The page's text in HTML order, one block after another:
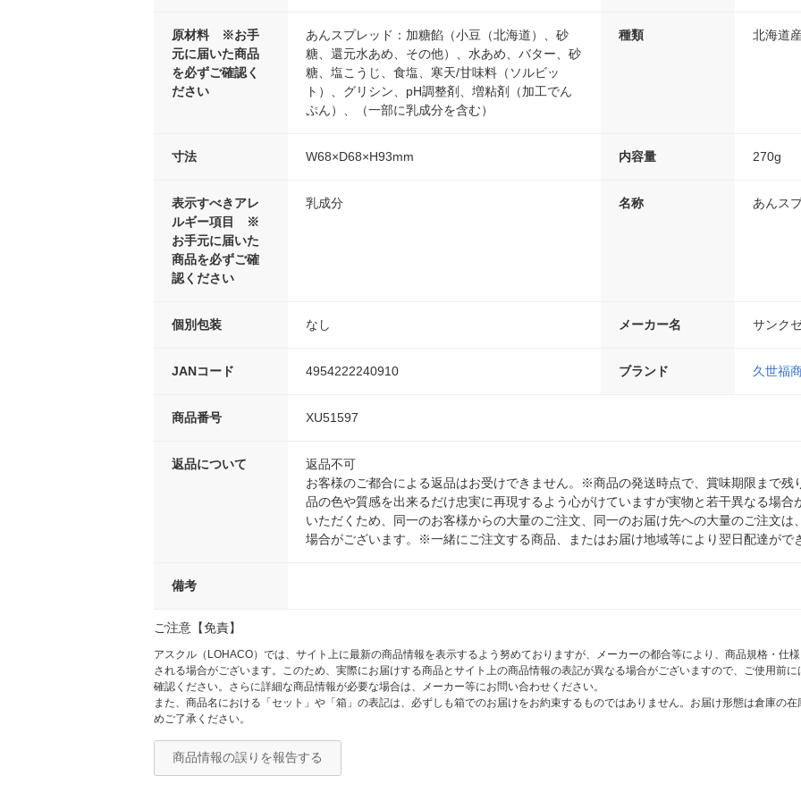
原材料 ※お手
元に届いた商品
を必ずご確認く
ださい
あんスプレッド：加糖餡（小豆（北海道）、砂
糖、還元水あめ、その他）、水あめ、バター、砂
糖、塩こうじ、食塩、寒天/甘味料（ソルビッ
ト）、グリシン、pH調整剤、増粘剤（加工でん
ぷん）、（一部に乳成分を含む）
種類 北海道
寸法 W68×D68×H93mm 内容量 270g
表示すべきアレ
ルギー項目 ※
お手元に届いた
商品を必ずご確
認ください
乳成分 名称 あんス
個別包装 なし メーカー名 サンク
JANコード 4954222240910 ブランド 久世福
商品番号 XU51597
返品について
返品不可
お客様のご都合による返品はお受けできません。※商品の発送時点で、賞味期限まで
品の色や質感を出来るだけ忠実に再現するよう心がけていますが実物と若干異なる場
いただくため、同一のお客様からの大量のご注文、同一のお届け先への大量のご注文は
場合がございます。※一緒にご注文する商品、またはお届け地域等により翌日配達がで
備考
ご注意【免責】
アスクル（LOHACO）では、サイト上に最新の商品情報を表示するよう努めておりますが、メーカーの都合等により、商品規格・仕
される場合がございます。このため、実際にお届けする商品とサイト上の商品情報の表記が異なる場合がございますので、ご使用前
確認ください。さらに詳細な商品情報が必要な場合は、メーカー等にお問い合わせください。
また、商品名における「セット」や「箱」の表記は、必ずしも箱でのお届けをお約束するものではありません。お届け形態は倉庫の
めご了承ください。
商品情報の誤りを報告する